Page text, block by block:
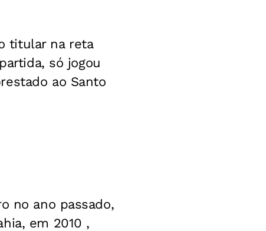
titular na reta
só jogou
ao Santo
no ano passado,
em 2010 ,